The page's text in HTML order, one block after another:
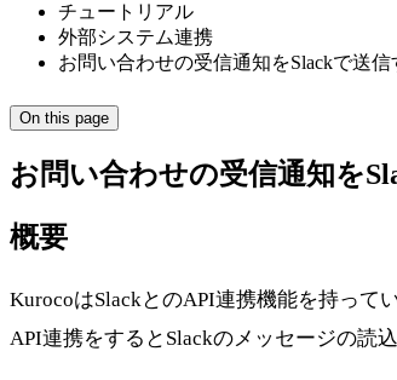
チュートリアル
外部システム連携
お問い合わせの受信通知をSlackで送信
On this page
お問い合わせの受信通知を
概要
KurocoはSlackとのAPI連携機能を持ってい
API連携をするとSlackのメッセージの読